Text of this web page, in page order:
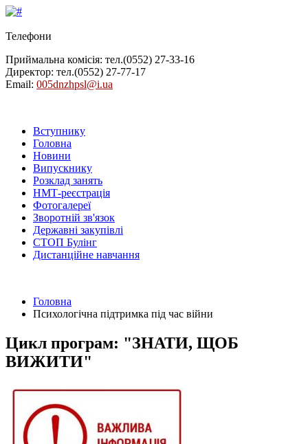
Телефони
Приймальна комісія: тел.(0552) 27-33-16
Директор: тел.(0552) 27-77-17
Email: 005dnzhpsl@i.ua
Вступнику
Головна
Новини
Випускнику
Розклад занять
НМТ-реєстрація
Фотогалереї
Зворотній зв'язок
Державні закупівлі
СТОП Булінг
Дистанційне навчання
Головна
Психологічна підтримка під час війни
Цикл програм: "ЗНАТИ, ЩОБ
ВИЖИТИ"